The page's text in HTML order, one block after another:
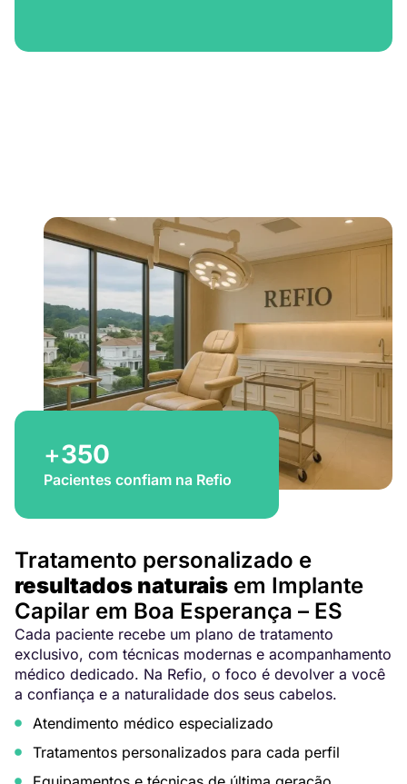
+350
Pacientes confiam na Refio
Tratamento personalizado e
resultados naturais em Implante
Capilar em Boa Esperança – ES
Cada paciente recebe um plano de tratamento
exclusivo, com técnicas modernas e acompanhamento
médico dedicado. Na Refio, o foco é devolver a você
a confiança e a naturalidade dos seus cabelos.
Atendimento médico especializado
Tratamentos personalizados para cada perfil